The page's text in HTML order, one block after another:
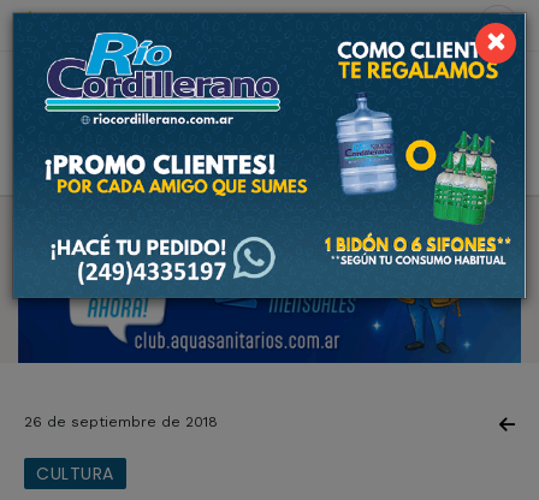
1.9 ºC 9 de agosto de 2026
26 de septiembre de 2018
CULTURA
×